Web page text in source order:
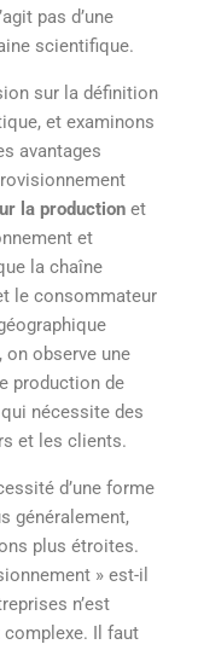
pas d’une
scientifique.
sur la définition
et examinons
avantages
la production et
et
la chaîne
le consommateur
on observe une
production de
nécessite des
et les clients.
d’une forme
généralement,
plus étroites.
» est-il
n’est
complexe. Il faut